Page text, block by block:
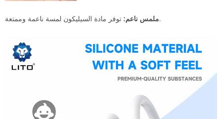
ملمس ناعم:توفر مادة السيليكون لمسة ناعمة وممتعة.